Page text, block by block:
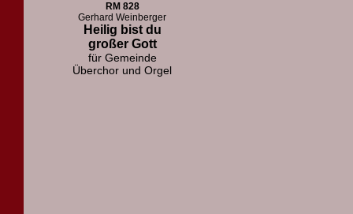
RM 828
Gerhard Weinberger
Heilig bist du
großer Gott
für Gemeinde
Überchor und Orgel